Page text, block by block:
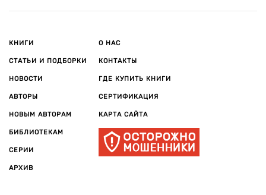
КНИГИ
СТАТЬИ И ПОДБОРКИ
НОВОСТИ
АВТОРЫ
НОВЫМ АВТОРАМ
БИБЛИОТЕКАМ
СЕРИИ
АРХИВ
О НАС
КОНТАКТЫ
ГДЕ КУПИТЬ КНИГИ
СЕРТИФИКАЦИЯ
КАРТА САЙТА